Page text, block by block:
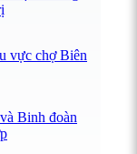
vực chợ Biên
Binh đoàn